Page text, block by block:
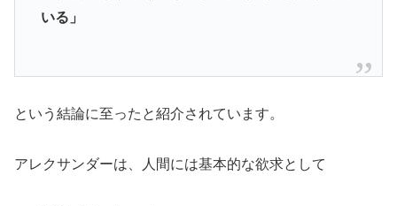
いる」
という結論に至ったと紹介されています。
アレクサンダーは、人間には基本的な欲求として